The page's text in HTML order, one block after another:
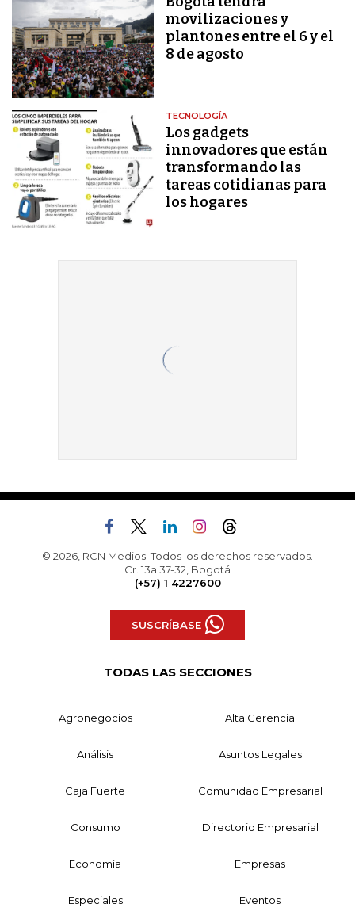
movilizaciones y
plantones entre el 6 y el
8 de agosto
TECNOLOGÍA
Los gadgets
innovadores que están
transformando las
tareas cotidianas para
los hogares
© 2026, RCN Medios. Todos los derechos reservados.
Cr. 13a 37-32, Bogotá
(+57) 1 4227600
SUSCRÍBASE
TODAS LAS SECCIONES
Agronegocios Alta Gerencia
Análisis Asuntos Legales
Caja Fuerte Comunidad Empresarial
Consumo Directorio Empresarial
Economía Empresas
Especiales Eventos